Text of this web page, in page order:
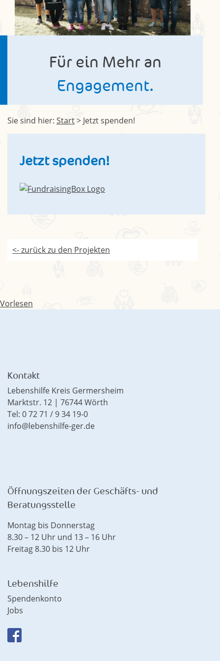
Für ein Mehr an
Engagement.
Sie sind hier: Start> Jetzt spenden!
Jetzt spenden!
<- zurück zu den Projekten
Vorlesen
Kontakt
Lebenshilfe Kreis Germersheim
Marktstr. 12 | 76744 Wörth
Tel: 0 72 71 / 9 34 19-0
info@lebenshilfe-ger.de
Öffnungszeiten der Geschäfts- und
Beratungsstelle
Montag bis Donnerstag
8.30 – 12 Uhr und 13 – 16 Uhr
Freitag 8.30 bis 12 Uhr
Lebenshilfe
Spendenkonto
Jobs